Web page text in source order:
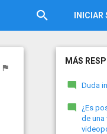
INICIAR
MÁS
Duda
¿Es
de una